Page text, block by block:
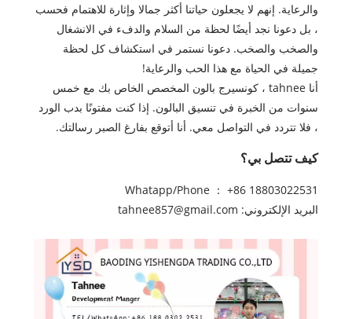
والرعاية. إنهم لا يجعلون حياتنا أكثر جمالا وإثارة للاهتمام فحسب
، بل دعونا نجد أيضًا لحظة من السلام والدفء في الانشغال
والصخب والصخب. دعونا نستمر في استكشاف كل لحظة
جميلة في الحياة مع هذا الحب والرعاية!
أنا tahnee ، كونسيرج بالون المخصص الخاص بك مع خمس
سنوات من الخبرة في تنسيق البالون. إذا كنت مفتونًا بدب الورد
، فلا تتردد في التواصل معي. أنا أتوقع بفارغ الصبر رسالتك.
كيف تتصل بي؟
Whatapp/Phone ： +86 18803022531
البريد الإلكتروني: tahnee857@gmail.com